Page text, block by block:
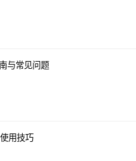
与常见问题
用技巧